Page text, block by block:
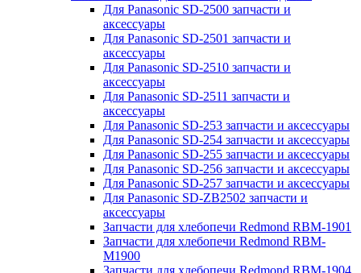
Для Panasonic SD-2500 запчасти и
аксессуары
Для Panasonic SD-2501 запчасти и
аксессуары
Для Panasonic SD-2510 запчасти и
аксессуары
Для Panasonic SD-2511 запчасти и
аксессуары
Для Panasonic SD-253 запчасти и аксессуары
Для Panasonic SD-254 запчасти и аксессуары
Для Panasonic SD-255 запчасти и аксессуары
Для Panasonic SD-256 запчасти и аксессуары
Для Panasonic SD-257 запчасти и аксессуары
Для Panasonic SD-ZB2502 запчасти и
аксессуары
Запчасти для хлебопечи Redmond RBM-1901
Запчасти для хлебопечи Redmond RBM-
M1900
Запчасти для хлебопечи Redmond RBM-1904